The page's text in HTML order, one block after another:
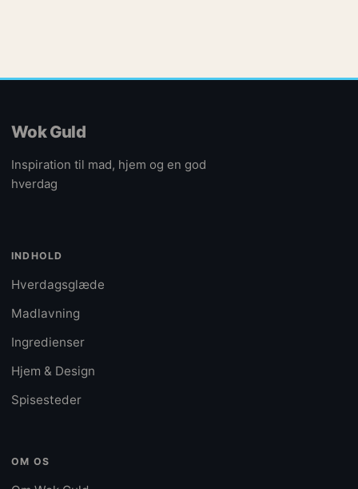
Wok Guld
Inspiration til mad, hjem og en god
hverdag
INDHOLD
Hverdagsglæde
Madlavning
Ingredienser
Hjem & Design
Spisesteder
OM OS